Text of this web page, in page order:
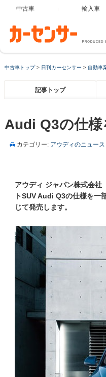
中古車 輸入車
中古車トップ> 日刊カーセンサー > 自動車
記事トップ
Audi Q3の仕様
カテゴリー: アウディのニュース
アウディ ジャパン株式会社
トSUV Audi Q3の仕様を一
じて発売します。